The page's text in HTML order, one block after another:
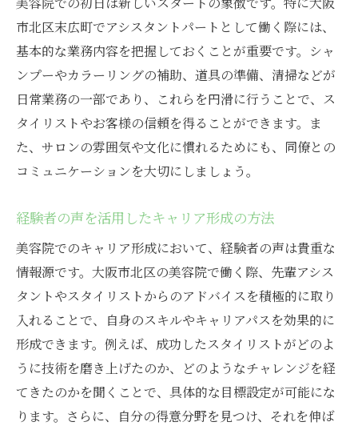
市北区末広町でアシスタントパートとして働く際には、
基本的な業務内容を把握しておくことが重要です。シャ
ンプーやカラーリングの補助、道具の準備、清掃などが
日常業務の一部であり、これらを円滑に行うことで、ス
タイリストやお客様の信頼を得ることができます。ま
た、サロンの雰囲気や文化に慣れるためにも、同僚との
コミュニケーションを大切にしましょう。
経験者の声を活用したキャリア形成の方法
美容院でのキャリア形成において、経験者の声は貴重な
情報源です。大阪市北区の美容院で働く際、先輩アシス
タントやスタイリストからのアドバイスを積極的に取り
入れることで、自身のスキルやキャリアパスを効果的に
形成できます。例えば、成功したスタイリストがどのよ
うに技術を磨き上げたのか、どのようなチャレンジを経
てきたのかを聞くことで、具体的な目標設定が可能にな
ります。さらに、自分の得意分野を見つけ、それを伸ば